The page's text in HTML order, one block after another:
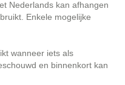
Nederlands kan afhangen
Enkele mogelijke
wanneer iets als
en binnenkort kan